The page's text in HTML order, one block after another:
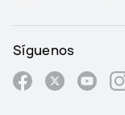
Síguenos